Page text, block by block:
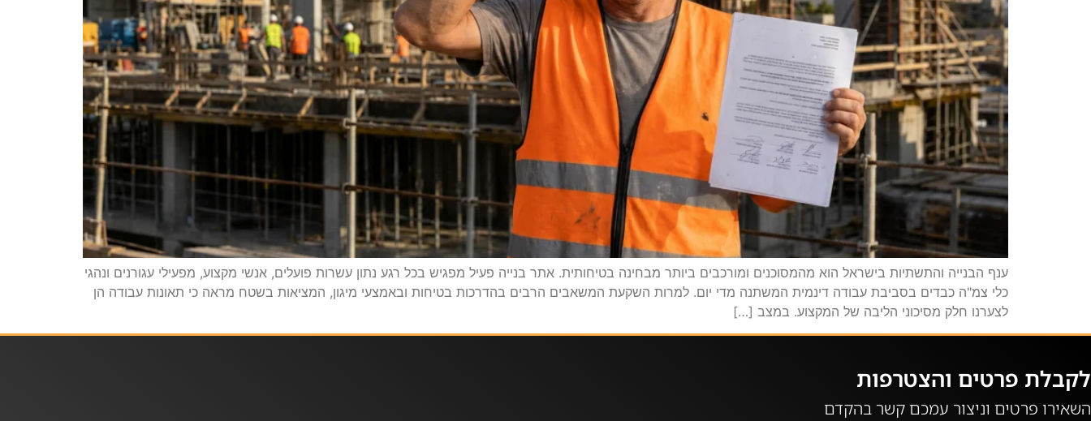
ענף הבנייה והתשתיות בישראל הוא מהמסוכנים ומורכבים ביותר מבחינה בטיחותית. אתר בנייה פעיל מפגיש בכל רגע נתון עשרות פועלים, אנשי מקצוע, מפעילי עגורנים ונהגי
כלי צמ"ה כבדים בסביבת עבודה דינמית המשתנה מדי יום. למרות השקעת המשאבים הרבים בהדרכות בטיחות ובאמצעי מיגון, המציאות בשטח מראה כי תאונות עבודה הן
לצערנו חלק מסיכוני הליבה של המקצוע. במצב […]
לקבלת פרטים והצטרפות
השאירו פרטים וניצור עמכם קשר בהקדם